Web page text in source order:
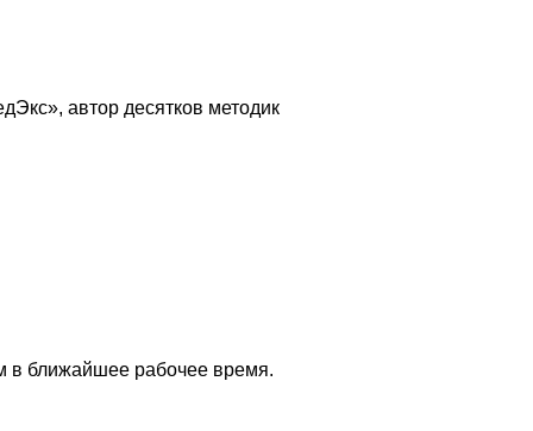
автор десятков методик
в ближайшее рабочее время.